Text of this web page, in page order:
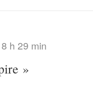
h 29 min
»